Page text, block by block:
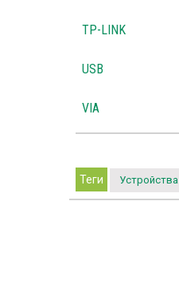
TP-LINK
USB
VIA
Теги Устройства